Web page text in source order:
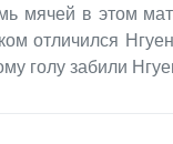
мячей в этом
отличился
голу забили